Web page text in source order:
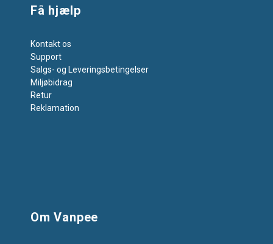
Få hjælp
Kontakt os
Support
Salgs- og Leveringsbetingelser
Miljøbidrag
Retur
Reklamation
Om Vanpee